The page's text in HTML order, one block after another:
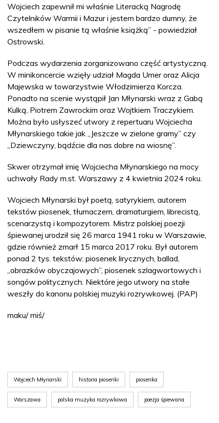
Wojciech zapewnił mi właśnie Literacką Nagrodę
Czytelników Warmii i Mazur i jestem bardzo dumny, że
wszedłem w pisanie tą właśnie książką” - powiedział
Ostrowski.
Podczas wydarzenia zorganizowano część artystyczną.
W minikoncercie wzięły udział Magda Umer oraz Alicja
Majewska w towarzystwie Włodzimierza Korcza.
Ponadto na scenie wystąpił Jan Młynarski wraz z Gabą
Kulką, Piotrem Zawrockim oraz Wojtkiem Traczykiem.
Można było usłyszeć utwory z repertuaru Wojciecha
Młynarskiego takie jak „Jeszcze w zielone gramy” czy
„Dziewczyny, bądźcie dla nas dobre na wiosnę”.
Skwer otrzymał imię Wojciecha Młynarskiego na mocy
uchwały Rady m.st. Warszawy z 4 kwietnia 2024 roku.
Wojciech Młynarski był poetą, satyrykiem, autorem
tekstów piosenek, tłumaczem, dramaturgiem, librecistą,
scenarzystą i kompozytorem. Mistrz polskiej poezji
śpiewanej urodził się 26 marca 1941 roku w Warszawie,
gdzie również zmarł 15 marca 2017 roku. Był autorem
ponad 2 tys. tekstów: piosenek lirycznych, ballad,
„obrazków obyczajowych”, piosenek szlagwortowych i
songów politycznych. Niektóre jego utwory na stałe
weszły do kanonu polskiej muzyki rozrywkowej. (PAP)
maku/ miś/
Wojciech Młynarski historia piosenki piosenka
Warszawa polska muzyka rozrywkowa poezja śpiewana